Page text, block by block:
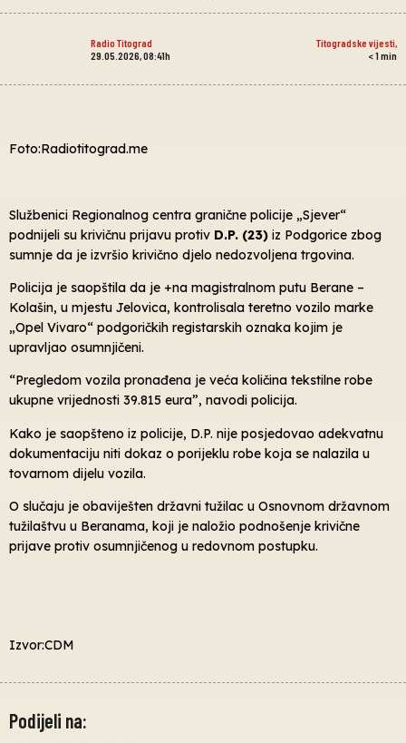
Radio Titograd Titogradske vijesti,
29.05.2026, 08:41h
< 1 min
Foto:Radiotitograd.me
Službenici Regionalnog centra granične policije „Sjever“
podnijeli su krivičnu prijavu protiv D.P. (23) iz Podgorice zbog
sumnje da je izvršio krivično djelo nedozvoljena trgovina.
Policija je saopštila da je +na magistralnom putu Berane –
Kolašin, u mjestu Jelovica, kontrolisala teretno vozilo marke
„Opel Vivaro“ podgoričkih registarskih oznaka kojim je
upravljao osumnjičeni.
“Pregledom vozila pronađena je veća količina tekstilne robe
ukupne vrijednosti 39.815 eura”, navodi policija.
Kako je saopšteno iz policije, D.P. nije posjedovao adekvatnu
dokumentaciju niti dokaz o porijeklu robe koja se nalazila u
tovarnom dijelu vozila.
O slučaju je obaviješten državni tužilac u Osnovnom državnom
tužilaštvu u Beranama, koji je naložio podnošenje krivične
prijave protiv osumnjičenog u redovnom postupku.
Izvor:CDM
Podijeli na: